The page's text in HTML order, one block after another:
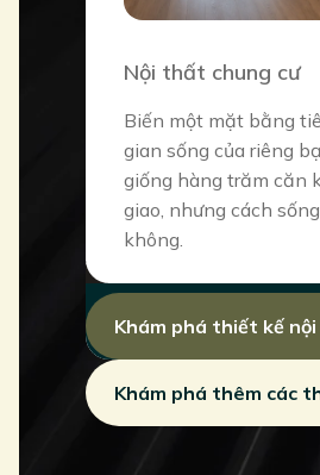
Nội thất chung cư
Biến một mặt bằng
gian sống của riêng
giống hàng trăm căn
giao, nhưng cách
không.
Khám phá thiết kế
Khám phá thêm các